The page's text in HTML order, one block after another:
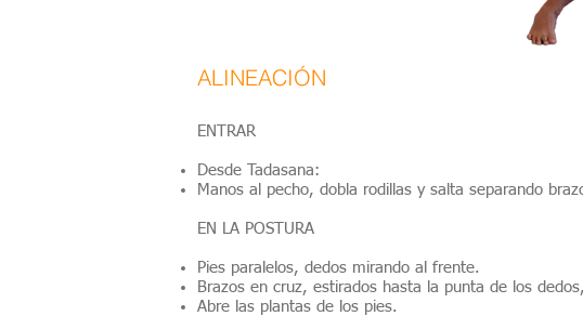
ALINEACIÓN
ENTRAR
Desde Tadasana:
Manos al pecho, dobla rodillas y salta separando
EN LA POSTURA
Pies paralelos, dedos mirando al frente.
Brazos en cruz, estirados hasta la punta de los
Abre las plantas de los pies.